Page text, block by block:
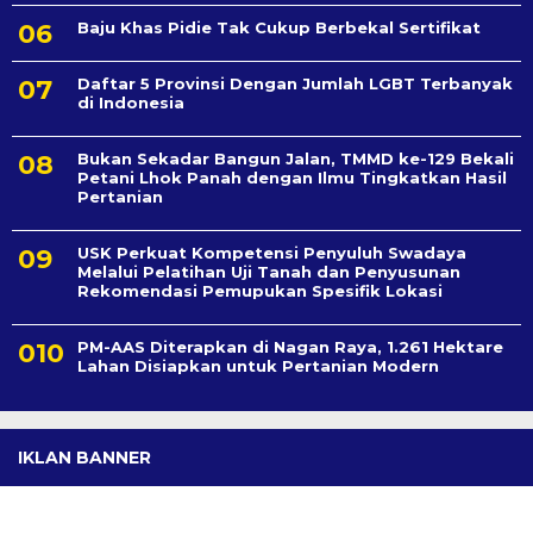
Baju Khas Pidie Tak Cukup Berbekal Sertifikat
Daftar 5 Provinsi Dengan Jumlah LGBT Terbanyak
di Indonesia
Bukan Sekadar Bangun Jalan, TMMD ke-129 Bekali
Petani Lhok Panah dengan Ilmu Tingkatkan Hasil
Pertanian
USK Perkuat Kompetensi Penyuluh Swadaya
Melalui Pelatihan Uji Tanah dan Penyusunan
Rekomendasi Pemupukan Spesifik Lokasi
PM-AAS Diterapkan di Nagan Raya, 1.261 Hektare
Lahan Disiapkan untuk Pertanian Modern
IKLAN BANNER